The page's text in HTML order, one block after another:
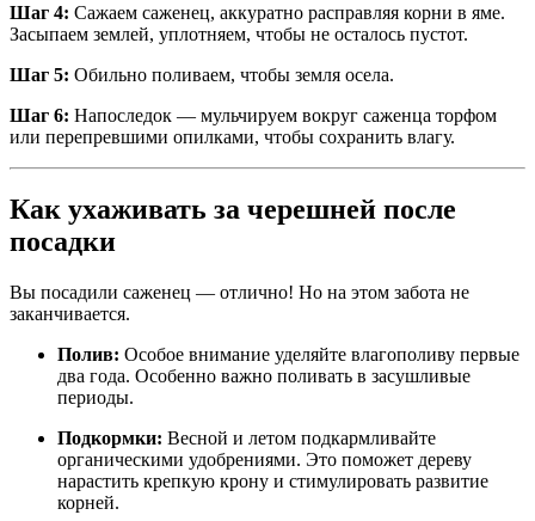
Шаг 4: Сажаем саженец, аккуратно расправляя корни в яме.
Засыпаем землей, уплотняем, чтобы не осталось пустот.
Шаг 5: Обильно поливаем, чтобы земля осела.
Шаг 6: Напоследок — мульчируем вокруг саженца торфом
или перепревшими опилками, чтобы сохранить влагу.
Как ухаживать за черешней после
посадки
Вы посадили саженец — отлично! Но на этом забота не
заканчивается.
Полив: Особое внимание уделяйте влагополиву первые
два года. Особенно важно поливать в засушливые
периоды.
Подкормки: Весной и летом подкармливайте
органическими удобрениями. Это поможет дереву
нарастить крепкую крону и стимулировать развитие
корней.